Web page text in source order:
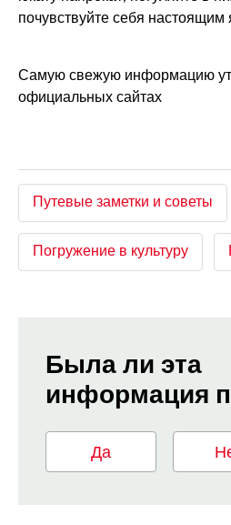
почувствуйте себя настоящим
Самую свежую информацию
официальных сайтах
Путевые заметки и советы
Погружение в культуру
Была ли эта
информация
Да